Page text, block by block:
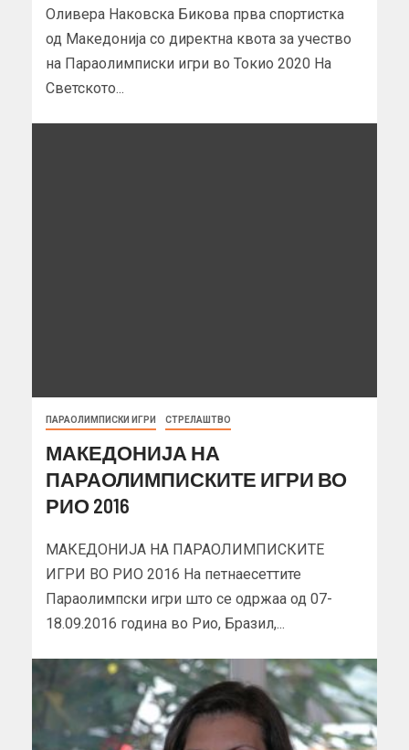
Оливера Наковска Бикова прва спортистка
од Македонија со директна квота за учество
на Параолимписки игри во Токио 2020 На
Светското...
ПАРАОЛИМПИСКИ ИГРИ СТРЕЛАШТВО
МАКЕДОНИЈА НА
ПАРАОЛИМПИСКИТЕ ИГРИ ВО
РИО 2016
МАКЕДОНИЈА НА ПАРАОЛИМПИСКИТЕ
ИГРИ ВО РИО 2016 На петнаесеттите
Параолимпски игри што се одржаа од 07-
18.09.2016 година во Рио, Бразил,...